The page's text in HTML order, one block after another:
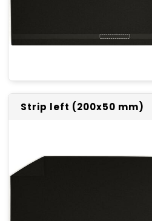
Strip left (200x50 mm)